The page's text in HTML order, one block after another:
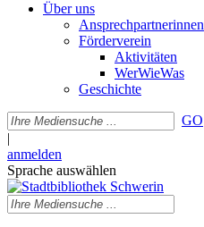
Über uns
Ansprechpartnerinnen
Förderverein
Aktivitäten
WerWieWas
Geschichte
GO
|
anmelden
Sprache auswählen